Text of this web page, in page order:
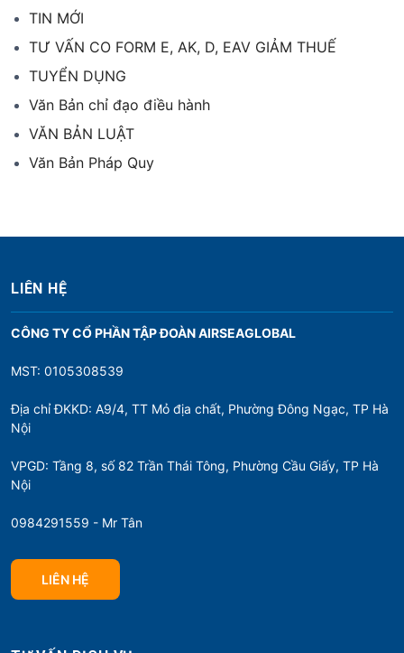
TIN MỚI
TƯ VẤN CO FORM E, AK, D, EAV GIẢM THUẾ
TUYỂN DỤNG
Văn Bản chỉ đạo điều hành
VĂN BẢN LUẬT
Văn Bản Pháp Quy
LIÊN HỆ
CÔNG TY CỔ PHẦN TẬP ĐOÀN AIRSEAGLOBAL
MST: 0105308539
Địa chỉ ĐKKD: A9/4, TT Mỏ địa chất, Phường Đông Ngạc, TP Hà
Nội
VPGD: Tầng 8, số 82 Trần Thái Tông, Phường Cầu Giấy, TP Hà
Nội
0984291559 - Mr Tân
LIÊN HỆ